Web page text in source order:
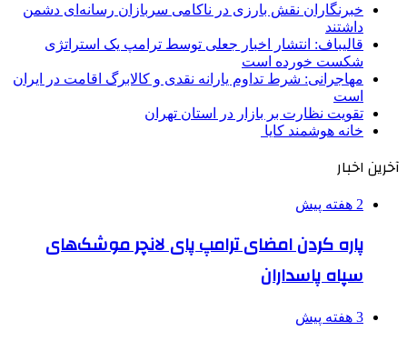
خبرنگاران نقش بارزی در ناکامی سربازان رسانه‌ای دشمن
داشتند
قالیباف: انتشار اخبار جعلی توسط ترامپ یک استراتژی
شکست خورده است
مهاجرانی: شرط تداوم یارانه نقدی و کالابرگ اقامت در ایران
است
تقویت نظارت بر بازار در استان تهران
خانه هوشمند کایا
آخرین اخبار
2 هفته پیش
پاره کردن امضای ترامپ پای لانچر موشک‌های
سپاه پاسداران
3 هفته پیش